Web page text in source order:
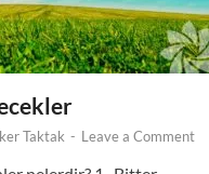
Taktak - Leave a Comment